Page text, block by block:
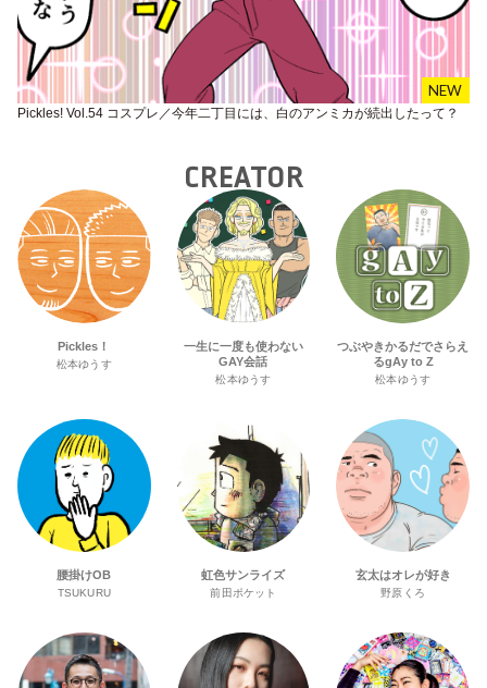
Pickles! Vol.54 コスプレ／今年二丁目には、白のアンミカが続出したって？
CREATOR
Pickles！
松本ゆうす
一生に一度も使わない
GAY会話
松本ゆうす
つぶやきかるだでさらえ
るgAy to Z
松本ゆうす
腰掛けOB
TSUKURU
虹色サンライズ
前田ポケット
玄太はオレが好き
野原くろ